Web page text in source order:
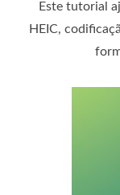
Este tutorial
HEIC,